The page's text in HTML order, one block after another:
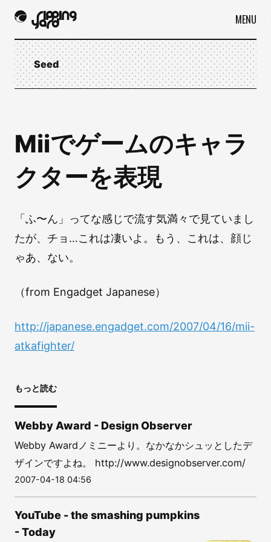
MENU
Seed
Miiでゲームのキャラ
クターを表現
「ふ〜ん」ってな感じで流す気満々で見ていまし
たが、チョ…これは凄いよ。もう、これは、顔じ
ゃあ、ない。
（from Engadget Japanese）
http://japanese.engadget.com/2007/04/16/mii-
atkafighter/
もっと読む
Webby Award - Design Observer
Webby Awardノミニーより。なかなかシュッとしたデ
ザインですよね。 http://www.designobserver.com/
2007-04-18 04:56
YouTube - the smashing pumpkins
- Today